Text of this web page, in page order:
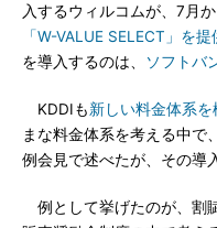
入するウィルコムが、7月
「W-VALUE SELECT」を
を導入するのは、
ソフトバ
KDDIも新しい料金体系を
まな料金体系を考える中で
例会見で述べたが、その導
例として挙げたのが、割